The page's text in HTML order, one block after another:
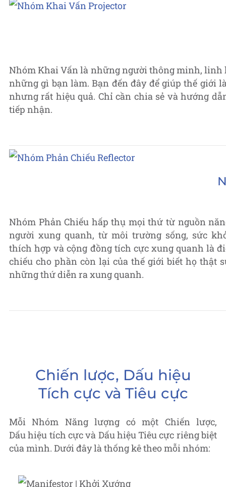
Nhóm Khai Vấn là những người thông minh, linh
những gì bạn làm. Bạn đến đây để giúp thế giới
nhưng rất hiệu quả. Chỉ cần chia sẻ và hướng
tiếp nhận.
Nhóm Phản Chiếu hấp thụ mọi thứ từ nguồn
người xung quanh, từ môi trường sống, sức
thích hợp và cộng đồng tích cực xung quanh là
chiếu cho phần còn lại của thế giới biết họ
những thứ diễn ra xung quanh.
Chiến lược, Dấu hiệu
Tích cực và Tiêu cực
Mỗi Nhóm Năng lượng có một Chiến lược,
Dấu hiệu tích cực và Dấu hiệu Tiêu cực riêng biệt
của mình. Dưới đây là thống kê theo mỗi nhóm: